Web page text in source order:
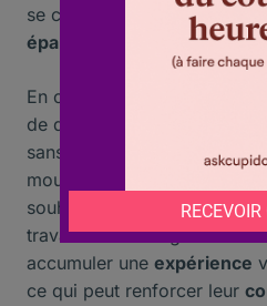
se concentrer sur leur
épanouissement
En outre, le
offre la
de déménager pour des
sans les contraintes d’une
mouvement peut être un
souhaitent explorer de
travailler à l’étranger. Les
accumuler une expérience
ce qui peut renforcer leur